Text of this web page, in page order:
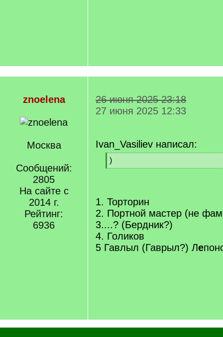
znoelena
Москва
Сообщений:
2805
На сайте с
2014 г.
Рейтинг:
6936
26 июня 2025 23:18
27 июня 2025 12:33
Ivan_Vasiliev написал:
[
q
)
[
1. Торторин
2. Портной мастер (не
3....? (Бердник?)
4. Голиков
5 Гавлыл (Гаврыл?) Ле